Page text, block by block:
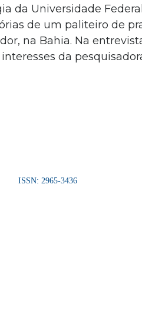
da Universidade
de um paliteiro de
na Bahia. Na
da
ISSN: 2965-3436